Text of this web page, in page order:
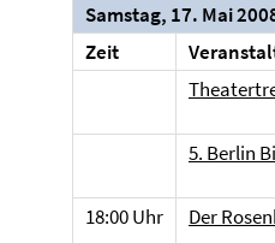
Samstag, 17. Mai
Zeit
5. Berlin
18:00 Uhr
Der